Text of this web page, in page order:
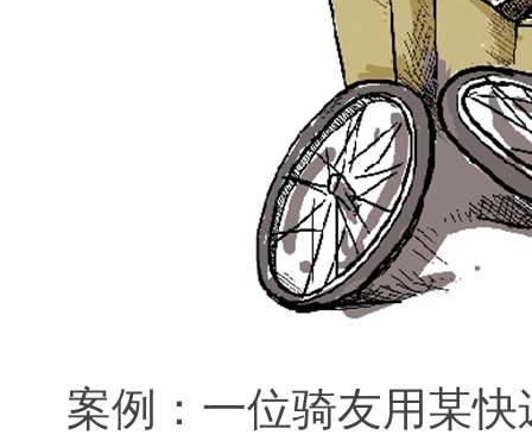
案例：一位骑友用某